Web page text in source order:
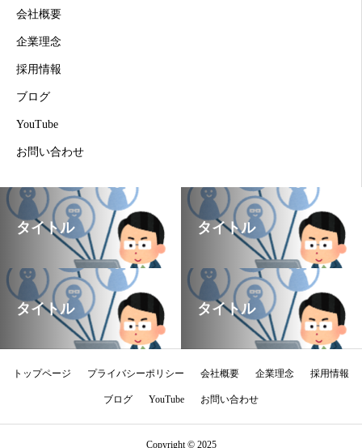
会社概要
企業理念
採用情報
ブログ
YouTube
お問い合わせ
タイトル タイトル
タイトル タイトル
トップページ プライバシーポリシー 会社概要 企業理念 採用情報
ブログ YouTube お問い合わせ
Copyright © 2025